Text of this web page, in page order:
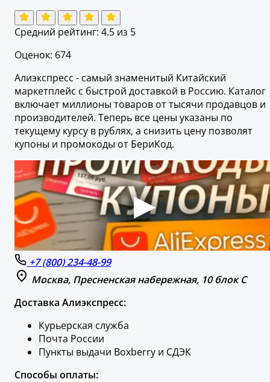
Средний рейтинг: 4.5 из 5
Оценок: 674
Алиэкспресс - самый знаменитый Китайский
маркетплейс с быстрой доставкой в Россию. Каталог
включает миллионы товаров от тысячи продавцов и
производителей. Теперь все цены указаны по
текущему курсу в рублях, а снизить цену позволят
купоны и промокоды от БериКод.
+7 (800) 234-48-99
Москва, Пресненская набережная, 10 блок C
Доставка Алиэкспресс:
Курьерская служба
Почта России
Пункты выдачи Boxberry и СДЭК
Способы оплаты: